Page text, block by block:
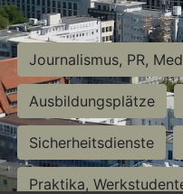
Journalismus, PR,
Ausbildungsplätze
Sicherheitsdienste
Praktika,